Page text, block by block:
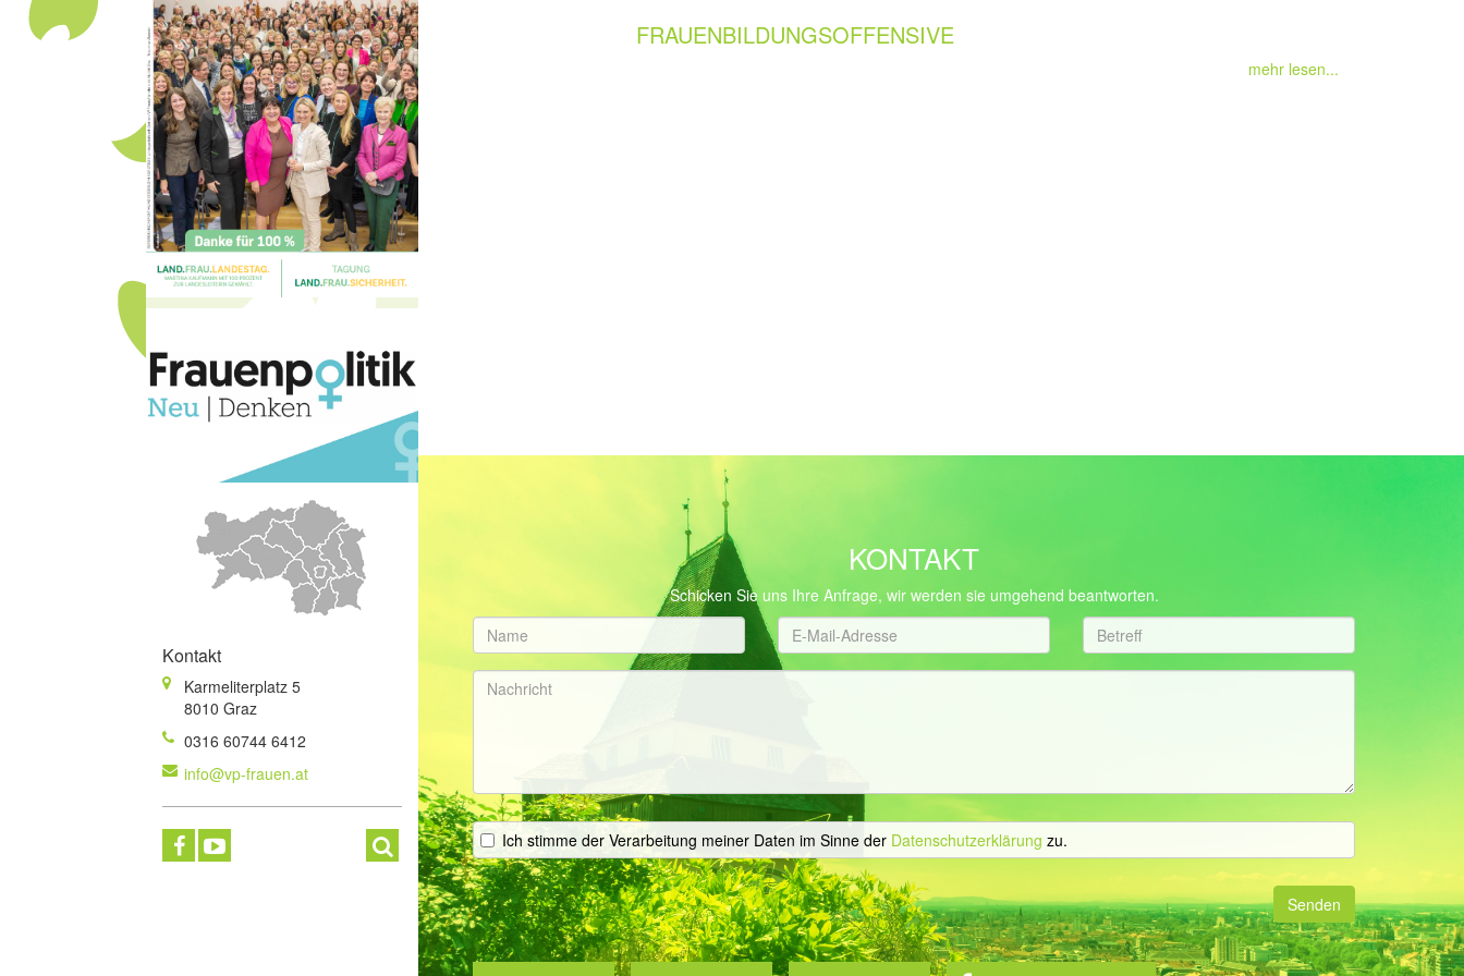
Kontakt
Karmeliterplatz 5
8010 Graz
0316 60744 6412
info@vp-frauen.at
FRAUENBILDUNGSOFFENSIVE
mehr lesen...
KONTAKT
Schicken Sie uns Ihre Anfrage, wir werden sie umgehend beantworten.
Ich stimme der Verarbeitung meiner Daten im Sinne der Datenschutzerklärung zu.
Senden